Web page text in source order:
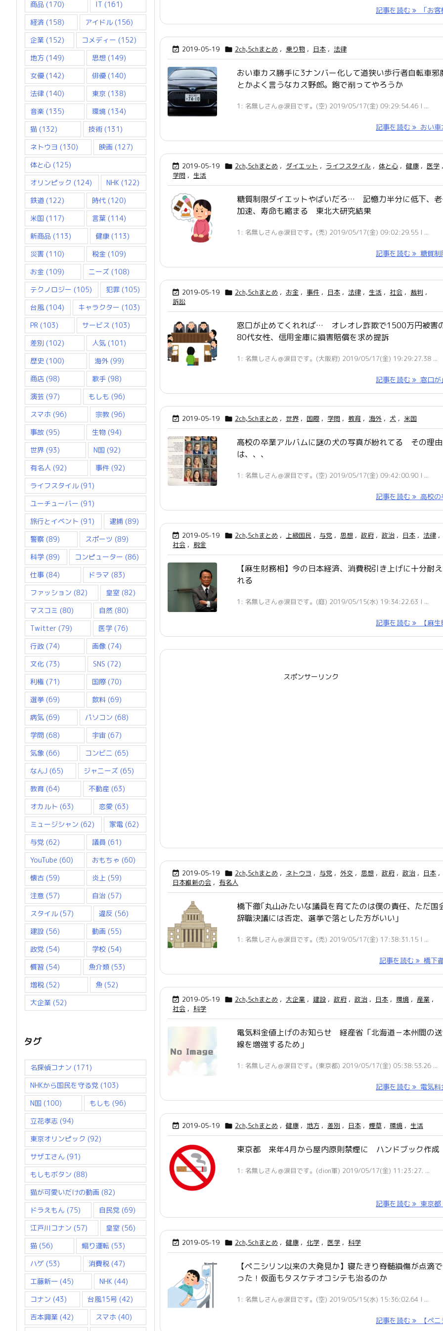
記事を読む 「お客
 2019-05-19  2ch,5chまとめ , 乗り物 , 日本 , 法律
おい車カス勝手に3ナンバー化して道狭い歩行者自転車邪
とかよく言うなカス野郎。鉋で削ってやろうか
1: 名無しさん＠涙目です。(空) 2019/05/17(金) 09:29:54.46 I ...
記事を読む おい車
 2019-05-19  2ch,5chまとめ , ダイエット , ライフスタイル , 体と心 , 健康 , 医学 ,
学問 , 生活
糖質制限ダイエットやばいだろ… 記憶力半分に低下、
加速、寿命も縮まる 東北大研究結果
1: 名無しさん＠涙目です。(禿) 2019/05/17(金) 09:02:29.55 I ...
記事を読む 糖質制
 2019-05-19  2ch,5chまとめ , お金 , 事件 , 日本 , 法律 , 生活 , 社会 , 裁判 ,
訴訟
窓口が止めてくれれば… オレオレ詐欺で1500万円被害
80代女性、信用金庫に損害賠償を求め提訴
1: 名無しさん＠涙目です。(大阪府) 2019/05/17(金) 19:29:27.38 ...
記事を読む 窓口が
 2019-05-19  2ch,5chまとめ , 世界 , 国際 , 学問 , 教育 , 海外 , 犬 , 米国
高校の卒業アルバムに謎の犬の写真が紛れてる その理
は、、、
1: 名無しさん＠涙目です。(空) 2019/05/17(金) 09:42:00.90 I ...
記事を読む 高校の
 2019-05-19  2ch,5chまとめ , 上級国民 , 与党 , 思想 , 政府 , 政治 , 日本 , 法律 ,
社会 , 税金
【麻生財務相】今の日本経済、消費税引き上げに十分耐
れる
1: 名無しさん＠涙目です。(庭) 2019/05/15(水) 19:34:22.63 I ...
記事を読む 【麻生
スポンサーリンク
 2019-05-19  2ch,5chまとめ , ネトウヨ , 与党 , 外交 , 思想 , 政府 , 政治 , 日本 ,
日本維新の会 , 有名人
橋下徹｢丸山みたいな議員を育てたのは僕の責任、ただ国
辞職決議には否定、選挙で落とした方がいい｣
1: 名無しさん＠涙目です。(禿) 2019/05/17(金) 17:38:31.15 I ...
記事を読む 橋下
 2019-05-19  2ch,5chまとめ , 大企業 , 建設 , 政府 , 政治 , 日本 , 環境 , 産業 ,
社会 , 科学
電気料金値上げのお知らせ 経産省「北海道－本州間の
線を増強するため」
1: 名無しさん＠涙目です。(東京都) 2019/05/17(金) 05:38:53.26 ...
記事を読む 電気料
 2019-05-19  2ch,5chまとめ , 健康 , 地方 , 差別 , 日本 , 煙草 , 環境 , 生活
東京都 来年4月から屋内原則禁煙に ハンドブック作成
1: 名無しさん＠涙目です。(dion軍) 2019/05/17(金) 11:23:27. ...
記事を読む 東京
 2019-05-19  2ch,5chまとめ , 健康 , 化学 , 医学 , 科学
【ペニシリン以来の大発見か】寝たきり脊髄損傷が点滴
った！仮面もタスケテオコシテも治るのか
1: 名無しさん＠涙目です。(空) 2019/05/15(水) 15:36:02.64 I ...
記事を読む 【ペニ
商品 (170) IT (161)
経済 (158) アイドル (156)
企業 (152) コメディー (152)
地方 (149) 思想 (149)
女優 (142) 俳優 (140)
法律 (140) 東京 (138)
音楽 (135) 環境 (134)
猫 (132) 技術 (131)
ネトウヨ (130) 映画 (127)
体と心 (125)
オリンピック (124) NHK (122)
鉄道 (122) 時代 (120)
米国 (117) 言葉 (114)
新商品 (113) 健康 (113)
災害 (110) 税金 (109)
お金 (109) ニーズ (108)
テクノロジー (105) 犯罪 (105)
台風 (104) キャラクター (103)
PR (103) サービス (103)
差別 (102) 人気 (101)
歴史 (100) 海外(99)
商店 (98) 歌手 (98)
演芸 (97) もしも (96)
スマホ (96) 宗教 (96)
事故 (95) 生物 (94)
世界 (93) N国 (92)
有名人 (92) 事件 (92)
ライフスタイル (91)
ユーチューバー (91)
旅行とイベント (91) 逮捕 (89)
警察 (89) スポーツ (89)
科学 (89) コンピューター (86)
仕事 (84) ドラマ (83)
ファッション (82) 皇室 (82)
マスコミ (80) 自然 (80)
Twitter (79) 医学(76)
行政 (74) 画像 (74)
文化 (73) SNS (72)
利権 (71) 国際 (70)
選挙 (69) 飲料 (69)
病気 (69) パソコン (68)
学問 (68) 宇宙 (67)
気象 (66) コンビニ (65)
なんJ (65) ジャニーズ(65)
教育 (64) 不動産 (63)
オカルト (63) 恋愛 (63)
ミュージシャン (62) 家電 (62)
与党 (62) 議員 (61)
YouTube (60) おもちゃ (60)
懐古 (59) 炎上 (59)
注意 (57) 自治 (57)
スタイル (57) 違反 (56)
建設 (56) 動画 (55)
政党 (54) 学校 (54)
慣習 (54) 魚介類 (53)
増税 (52) 魚 (52)
大企業 (52)
タグ
名探偵コナン (171)
NHKから国民を守る党 (103)
N国 (100) もしも (96)
立花孝志 (94)
東京オリンピック (92)
サザエさん (91)
もしもボタン (88)
猫が可愛いだけの動画 (82)
ドラえもん (75) 自民党 (69)
江戸川コナン (57) 皇室 (56)
猫 (56) 煽り運転 (53)
ハゲ (53) 消費税 (47)
工藤新一 (45) NHK (44)
コナン (43) 台風15号 (42)
吉本興業 (42) スマホ (40)